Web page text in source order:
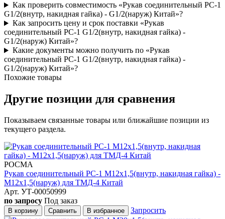
Как проверить совместимость «Рукав соединительный РС-1
G1/2(внутр, накидная гайка) - G1/2(наруж) Китай»?
Как запросить цену и срок поставки «Рукав
соединительный РС-1 G1/2(внутр, накидная гайка) -
G1/2(наруж) Китай»?
Какие документы можно получить по «Рукав
соединительный РС-1 G1/2(внутр, накидная гайка) -
G1/2(наруж) Китай»?
Похожие товары
Другие позиции для сравнения
Показываем связанные товары или ближайшие позиции из
текущего раздела.
РОСМА
Рукав соединительный РС-1 М12х1,5(внутр, накидная гайка) -
М12х1,5(наруж) для ТМД-4 Китай
Арт. УТ-00050999
по запросу Под заказ
В корзину Сравнить В избранное Запросить